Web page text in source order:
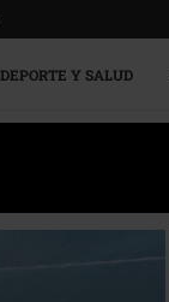
DEPORTE Y SALUD